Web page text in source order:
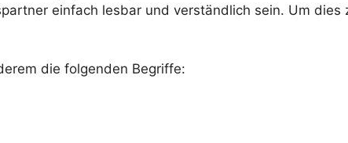
einfach lesbar und verständlich sein. Um
die folgenden Begriffe: